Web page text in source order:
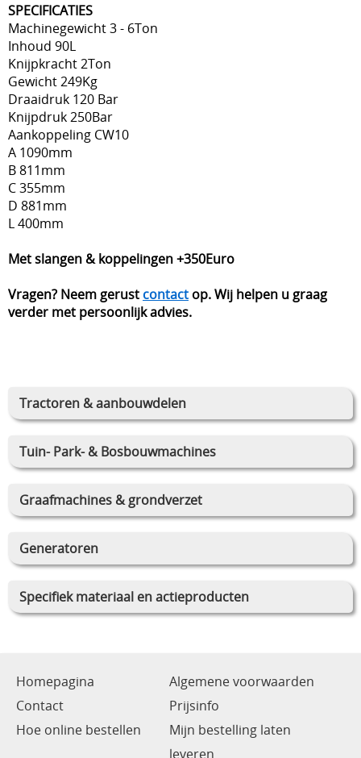
Tractoren & aanbouwdelen
Tuin- Park- & Bosbouwmachines
Graafmachines & grondverzet
Generatoren
Specifiek materiaal en actieproducten
SPECIFICATIES
Machinegewicht 3 - 6Ton
Inhoud 90L
Knijpkracht 2Ton
Gewicht 249Kg
Draaidruk 120 Bar
Knijpdruk 250Bar
Aankoppeling CW10
A 1090mm
B 811mm
C 355mm
D 881mm
L 400mm
Met slangen & koppelingen +350Euro
Vragen? Neem gerust contact op. Wij helpen u graag
verder met persoonlijk advies.
Homepagina
Algemene voorwaarden
Contact
Prijsinfo
Hoe online bestellen
Mijn bestelling laten
leveren